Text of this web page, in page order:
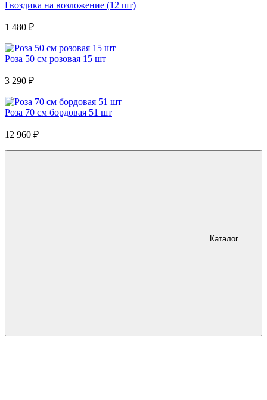
Гвоздика на возложение (12 шт)
1 480 ₽
Роза 50 см розовая 15 шт
3 290 ₽
Роза 70 см бордовая 51 шт
12 960 ₽
Каталог